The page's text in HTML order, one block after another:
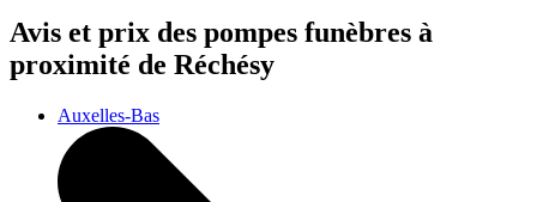
Avis et prix des pompes funèbres à
proximité de Réchésy
Auxelles-Bas